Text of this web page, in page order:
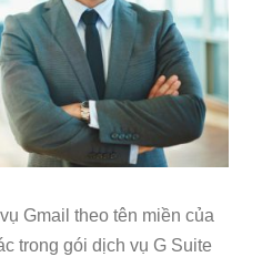
Gmail theo tên miền của
trong gói dịch vụ G Suite